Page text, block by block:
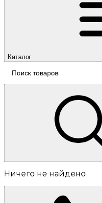
Каталог
Ничего не найдено